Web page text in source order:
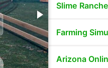
Slime
Farming
Arizona